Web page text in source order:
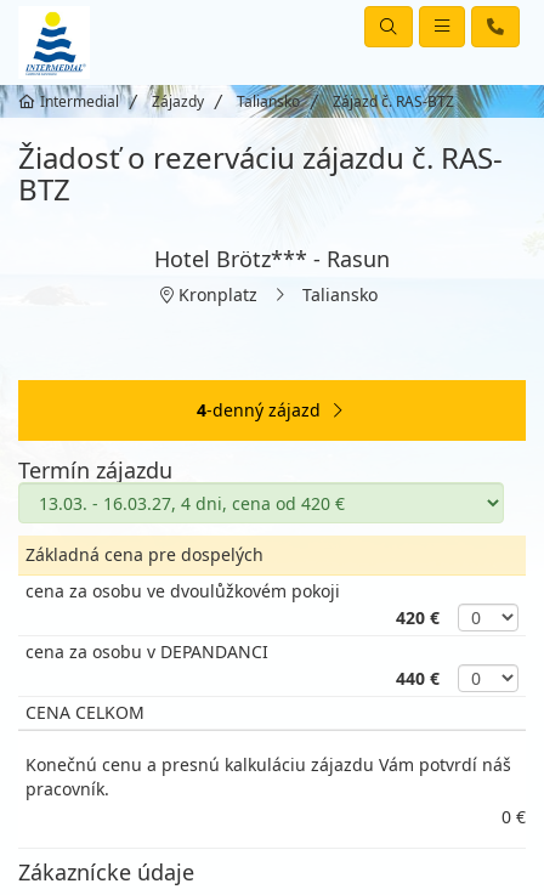
Intermedial Zájazdy Taliansko Zájazd č. RAS-BTZ
Žiadosť o rezerváciu zájazdu č. RAS-
BTZ
Hotel Brötz*** - Rasun
Kronplatz Taliansko
4-denný zájazd
Termín zájazdu
Základná cena pre dospelých
cena za osobu ve dvoulůžkovém pokoji
420 €
cena za osobu v DEPANDANCI
440 €
CENA CELKOM
Konečnú cenu a presnú kalkuláciu zájazdu Vám potvrdí náš
pracovník.
0 €
Zákaznícke údaje